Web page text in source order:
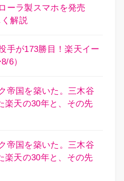
ーラ製スマホを発売
解説
手が173勝目！楽天イー
6）
帝国を築いた。三木谷
楽天の30年と、その先
帝国を築いた。三木谷
楽天の30年と、その先